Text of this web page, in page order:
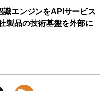
識エンジンをAPIサービス
製品の技術基盤を外部に